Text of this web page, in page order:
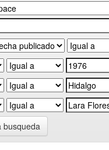
busqueda